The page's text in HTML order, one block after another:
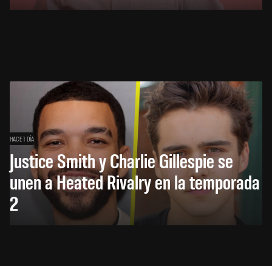
HACE 1 DÍA
Justice Smith y Charlie Gillespie se
unen a Heated Rivalry en la temporada
2